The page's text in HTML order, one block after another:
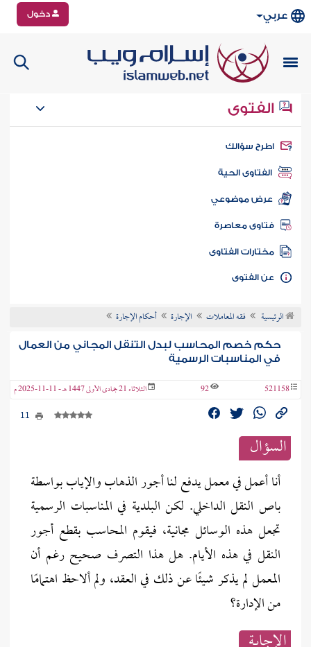
عربي دخول
الفتوى
سؤالك
الفتاوى الحية
عرض موضوعي
فتاوى معاصرة
مختارات الفتاوى
الفتوى
الرئيسية فقه المعاملات الإجارة أحكام الإجارة
حكم خصم المحاسب لبدل التنقل المجاني من العمال
في المناسبات الرسمية
521158
92 الثلاثاء 21 جمادى الأولى 1447 هـ - 11-11-2025 م
السؤال
أنا أعمل في معمل يدفع لنا أجور الذهاب والإياب بواسطة
باص النقل الداخلي. لكن البلدية في المناسبات الرسمية
تجعل هذه الوسائل مجانية، فيقوم المحاسب بقطع أجور
النقل في هذه الأيام. هل هذا التصرف صحيح رغم أن
المعمل لم يذكر شيئًا عن ذلك في العقد، ولم ألاحظ اهتمامًا
من الإدارة؟